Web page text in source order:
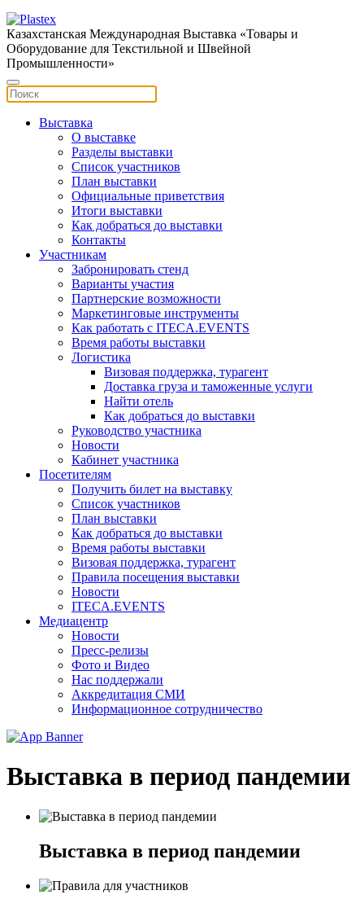
Казахстанская Международная Выставка «Товары и
Оборудование для Текстильной и Швейной
Промышленности»
Выставка
О выставке
Разделы выставки
Список участников
План выставки
Официальные приветствия
Итоги выставки
Как добраться до выставки
Контакты
Участникам
Забронировать стенд
Варианты участия
Партнерские возможности
Маркетинговые инструменты
Как работать с ITECA.EVENTS
Время работы выставки
Логистика
Визовая поддержка, турагент
Доставка груза и таможенные услуги
Найти отель
Как добраться до выставки
Руководство участника
Новости
Кабинет участника
Посетителям
Получить билет на выставку
Список участников
План выставки
Как добраться до выставки
Время работы выставки
Визовая поддержка, турагент
Правила посещения выставки
Новости
ITECA.EVENTS
Медиацентр
Новости
Пресс-релизы
Фото и Видео
Нас поддержали
Аккредитация СМИ
Информационное сотрудничество
Выставка в период пандемии
Выставка в период пандемии